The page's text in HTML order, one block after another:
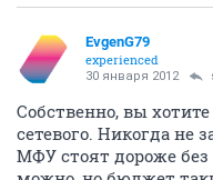
EvgenG79
experienced
30 января 2012
Собственно, вы
сетевого. Никогда не
МФУ стоят дороже без